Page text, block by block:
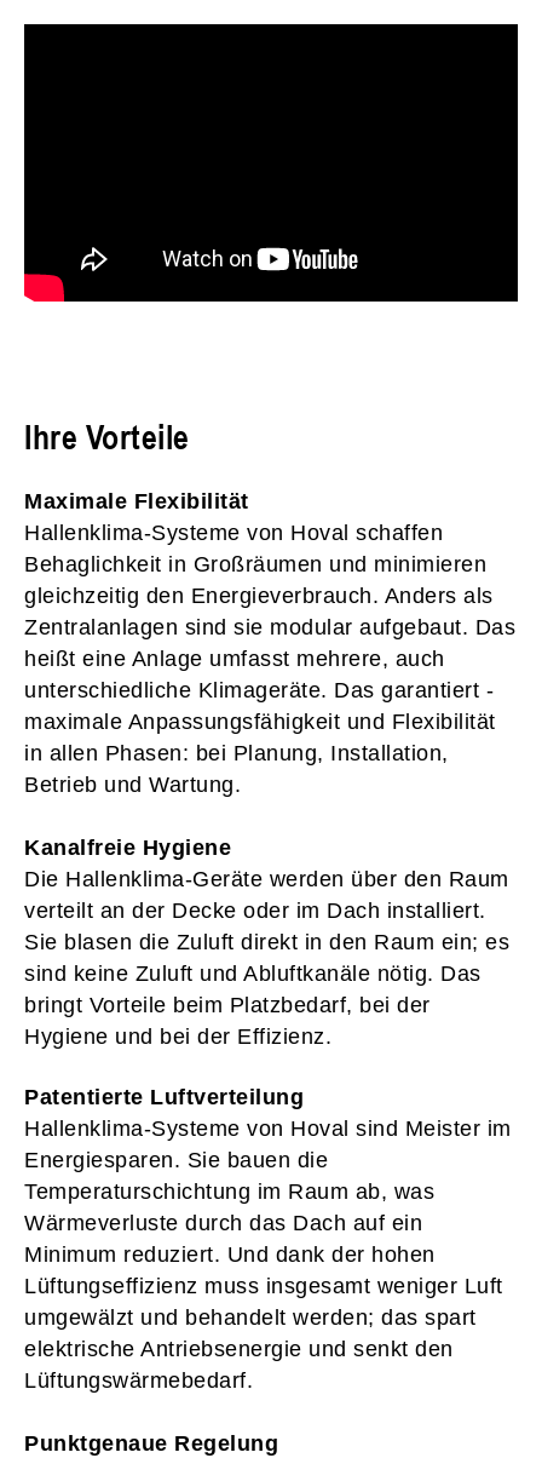
Ihre Vorteile
Maximale Flexibilität
Hallenklima-Systeme von Hoval schaffen
Behaglichkeit in Großräumen und minimieren
gleichzeitig den Energieverbrauch. Anders als
Zentralanlagen sind sie modular aufgebaut. Das
heißt eine ­Anlage umfasst mehrere, auch
unterschiedliche Klimageräte. Das garantiert ­
maximale ­Anpassungsfähigkeit und Flexibilität
in allen Phasen: bei Planung, Installation,
Betrieb und ­Wartung.
Kanalfreie Hygiene
Die Hallenklima-Geräte werden über den Raum
verteilt an der Decke oder im Dach installiert.
Sie blasen die Zuluft direkt in den Raum ein; es
sind keine Zuluft und Abluftkanäle nötig. Das
bringt Vorteile beim Platzbedarf, bei der
Hygiene und bei der Effizienz.
Patentierte Luftverteilung
Hallenklima-Systeme von Hoval sind Meister im
Energiesparen. Sie bauen die
Temperaturschichtung im Raum ab, was
Wärmeverluste durch das Dach auf ein
Minimum reduziert. Und dank der hohen
Lüftungseffizienz muss insgesamt weniger Luft
umgewälzt und behandelt werden; das spart
elektrische Antriebsenergie und senkt den
Lüftungswärmebedarf.
Punktgenaue Regelung